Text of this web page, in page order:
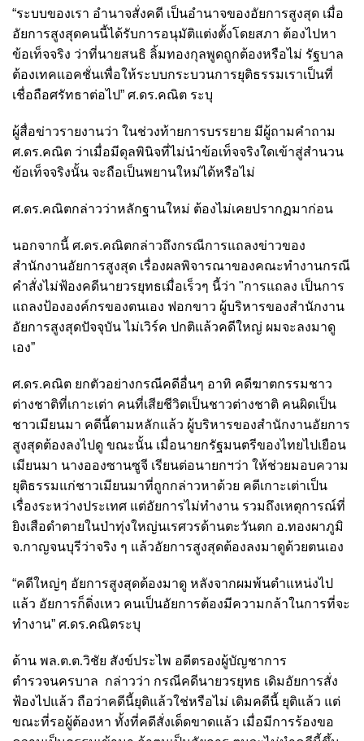
“ระบบของเรา อำนาจสั่งคดี เป็นอำนาจของอัยการสูงสุด เมื่อ
อัยการสูงสุดคนนี้ได้รับการอนุมัติแต่งตั้งโดยสภา ต้องไปหา
ข้อเท็จจริง ว่าที่นายสนธิ ลิ้มทองกุลพูดถูกต้องหรือไม่ รัฐบาล
ต้องเทคแอคชั่นเพื่อให้ระบบกระบวนการยุติธรรมเราเป็นที่
เชื่อถือศรัทธาต่อไป” ศ.ดร.คณิต ระบุ
ผู้สื่อข่าวรายงานว่า ในช่วงท้ายการบรรยาย มีผู้ถามคำถาม
ศ.ดร.คณิต ว่าเมื่อมีดุลพินิจที่ไม่นำข้อเท็จจริงใดเข้าสู่สำนวน
ข้อเท็จจริงนั้น จะถือเป็นพยานใหม่ได้หรือไม่
ศ.ดร.คณิตกล่าวว่าหลักฐานใหม่ ต้องไม่เคยปรากฏมาก่อน
นอกจากนี้ ศ.ดร.คณิตกล่าวถึงกรณีการแถลงข่าวของ
สำนักงานอัยการสูงสุด เรื่องผลพิจารณาของคณะทำงานกรณี
คำสั่งไม่ฟ้องคดีนายวรยุทธเมื่อเร็วๆ นี้ว่า "การแถลง เป็นการ
แถลงป้ององค์กรของตนเอง ฟอกขาว ผู้บริหารของสำนักงาน
อัยการสูงสุดปัจจุบัน ไม่เวิร์ค ปกติแล้วคดีใหญ่ ผมจะลงมาดู
เอง”
ศ.ดร.คณิต ยกตัวอย่างกรณีคดีอื่นๆ อาทิ คดีฆาตกรรมชาว
ต่างชาติที่เกาะเต่า คนที่เสียชีวิตเป็นชาวต่างชาติ คนผิดเป็น
ชาวเมียนมา คดีนี้ตามหลักแล้ว ผู้บริหารของสำนักงานอัยการ
สูงสุดต้องลงไปดู ขณะนั้น เมื่อนายกรัฐมนตรีของไทยไปเยือน
เมียนมา นางอองซานซูจี เรียนต่อนายกฯว่า ให้ช่วยมอบความ
ยุติธรรมแก่ชาวเมียนมาที่ถูกกล่าวหาด้วย คดีเกาะเต่าเป็น
เรื่องระหว่างประเทศ แต่อัยการไม่ทำงาน รวมถึงเหตุการณ์ที่
ยิงเสือดำตายในป่าทุ่งใหญ่นเรศวรด้านตะวันตก อ.ทองผาภูมิ
จ.กาญจนบุรีว่าจริง ๆ แล้วอัยการสูงสุดต้องลงมาดูด้วยตนเอง
“คดีใหญ่ๆ อัยการสูงสุดต้องมาดู หลังจากผมพ้นตำแหน่งไป
แล้ว อัยการก็ดิ่งเหว คนเป็นอัยการต้องมีความกล้าในการที่จะ
ทำงาน” ศ.ดร.คณิตระบุ
ด้าน พล.ต.ต.วิชัย สังข์ประไพ อดีตรองผู้บัญชาการ
ตำรวจนครบาล กล่าวว่า กรณีคดีนายวรยุทธ เดิมอัยการสั่ง
ฟ้องไปแล้ว ถือว่าคดีนี้ยุติแล้วใช่หรือไม่ เดิมคดีนี้ ยุติแล้ว แต่
ขณะที่รอผู้ต้องหา ทั้งที่คดีสั่งเด็ดขาดแล้ว เมื่อมีการร้องขอ